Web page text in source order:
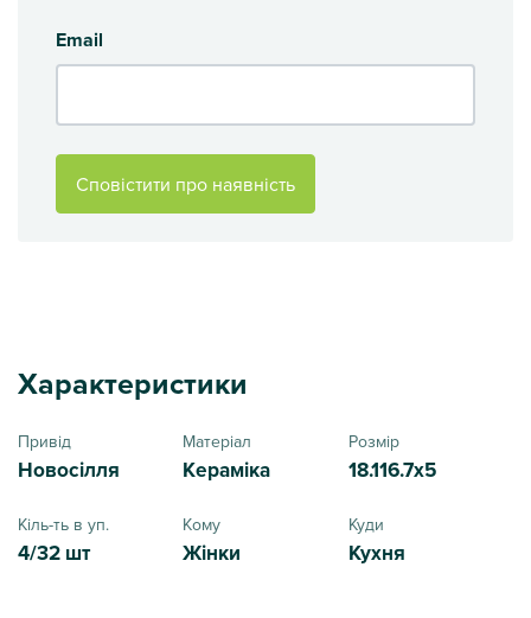
Email
Сповістити про наявність
Характеристики
Привід
Новосілля
Матеріал
Кераміка
Розмір
18.116.7x5
Кіль-ть в уп.
4/32 шт
Кому
Жінки
Куди
Кухня